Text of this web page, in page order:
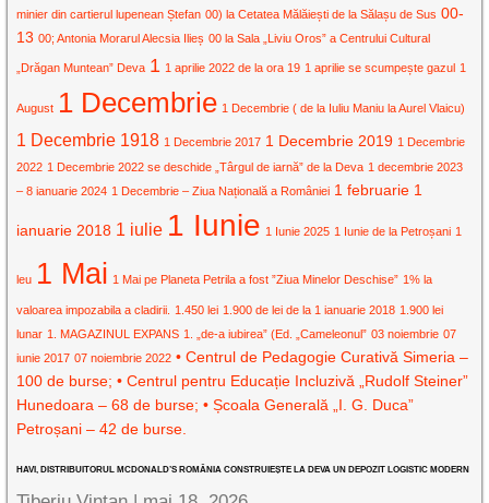
minier din cartierul lupenean Ștefan 00) la Cetatea Mălăiești de la Sălașu de Sus 00-
13 00; Antonia Morarul Alecsia Ilieș 00 la Sala „Liviu Oros” a Centrului Cultural
„Drăgan Muntean” Deva 1 1 aprilie 2022 de la ora 19 1 aprilie se scumpește gazul 1
August 1 Decembrie 1 Decembrie ( de la Iuliu Maniu la Aurel Vlaicu)
1 Decembrie 1918 1 Decembrie 2017 1 Decembrie 2019 1 Decembrie
2022 1 Decembrie 2022 se deschide „Târgul de iarnă” de la Deva 1 decembrie 2023
– 8 ianuarie 2024 1 Decembrie – Ziua Națională a României 1 februarie 1
ianuarie 2018 1 iulie 1 Iunie 1 Iunie 2025 1 Iunie de la Petroșani 1
leu 1 Mai 1 Mai pe Planeta Petrila a fost ”Ziua Minelor Deschise” 1% la
valoarea impozabila a cladirii. 1.450 lei 1.900 de lei de la 1 ianuarie 2018 1.900 lei
lunar 1. MAGAZINUL EXPANS 1. „de-a iubirea” (Ed. „Cameleonul” 03 noiembrie 07
iunie 2017 07 noiembrie 2022 • Centrul de Pedagogie Curativă Simeria –
100 de burse; • Centrul pentru Educație Incluzivă „Rudolf Steiner”
Hunedoara – 68 de burse; • Școala Generală „I. G. Duca”
Petroșani – 42 de burse.
HAVI, DISTRIBUITORUL MCDONALD’S ROMÂNIA CONSTRUIEȘTE LA DEVA UN DEPOZIT LOGISTIC MODERN